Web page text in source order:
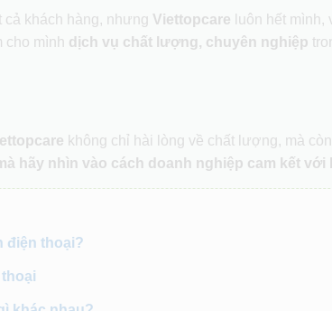
khách hàng, nhưng Viettopcare luôn hết mình,
cho mình dịch vụ chất lượng, chuyên nghiệp
không chỉ hài lòng về chất lượng, mà
hãy nhìn vào cách doanh nghiệp cam kết với
điện thoại?